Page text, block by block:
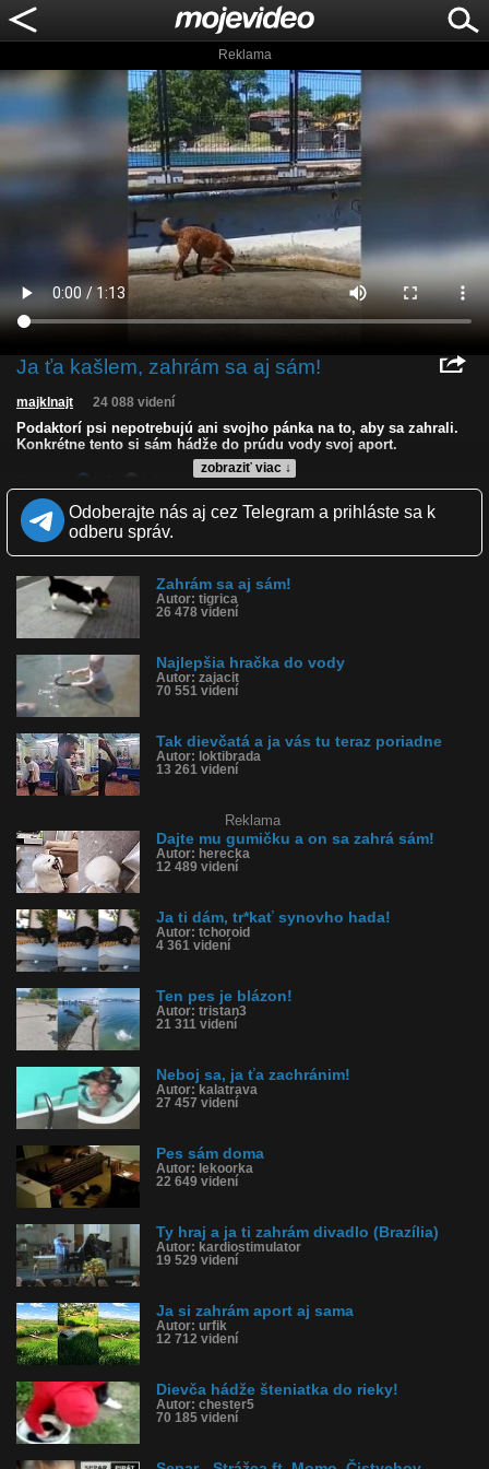
Reklama
Ja ťa kašlem, zahrám sa aj sám!
zobraziť viac ↓
majklnajt 24 088 videní
Podaktorí psi nepotrebujú ani svojho pánka na to, aby sa zahrali.
Konkrétne tento si sám hádže do prúdu vody svoj aport.
Zverejnené: 30.5.2017 18:23
Páči sa: 99% (69 hlasov)
Obľúbené: 15
Kategória: zvieratká
Tagy: pes, sám sa hrá, hračka, hádže si do vody
História sledovanosti videa:
Odoberajte nás aj cez Telegram a prihláste sa k
odberu správ.
Zahrám sa aj sám!
Autor: tigrica
26 478 videní
Najlepšia hračka do vody
Autor: zajacit
70 551 videní
Tak dievčatá a ja vás tu teraz poriadne
Autor: loktibrada
13 261 videní
Reklama
Dajte mu gumičku a on sa zahrá sám!
Autor: herecka
12 489 videní
Ja ti dám, tr*kať synovho hada!
Autor: tchoroid
4 361 videní
Ten pes je blázon!
Autor: tristan3
21 311 videní
Neboj sa, ja ťa zachránim!
Autor: kalatrava
27 457 videní
Pes sám doma
Autor: lekoorka
22 649 videní
Ty hraj a ja ti zahrám divadlo (Brazília)
Autor: kardiostimulator
19 529 videní
Ja si zahrám aport aj sama
Autor: urfik
12 712 videní
Dievča hádže šteniatka do rieky!
Autor: chester5
70 185 videní